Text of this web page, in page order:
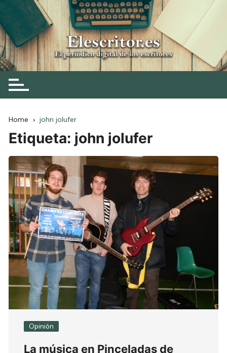
Skip
to
content
Elescritor.es
El periódico digital de los escritores
Home john jolufer
Etiqueta: john jolufer
Opinión
La música en Pinceladas de